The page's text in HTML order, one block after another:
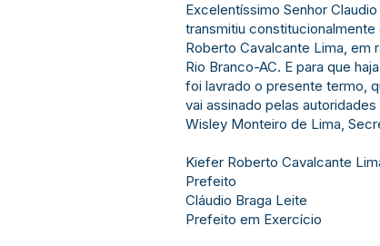
Excelentíssimo Senhor
transmitiu
Roberto Cavalcante Lima, em
Rio Branco-AC. E para que
foi lavrado o presente termo,
vai assinado pelas autoridades
Wisley Monteiro de Lima,
Kiefer Roberto Cavalcante
Prefeito
Cláudio Braga Leite
Prefeito em Exercício